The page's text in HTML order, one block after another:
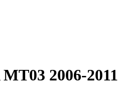
2006-2011